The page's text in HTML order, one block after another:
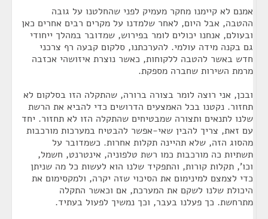
אמנם לא קיימנו מחקר מעמיק לפני שהחלטנו על גובה
ההטבה, אבל היום, לאחר שלמדנו על מקרים רבים אחרים כאן
ובעולם, אנחנו יכולים לומר בפירוש, שמדובר במהלך ייחודי
גם בקנה מידה עולמי. להערכתנו, סלקום קבעה רף צרכני
חדש באשר להטבה ללקוחות, כאשר נוצרת איזושהי אכזבה
מרמת השירות שחברה מספקת.
ובכן, אני רוצה לומר בצורה ברורה, שהתקלה הזו בסלקום לא
תחזור. נקטנו בכל האמצעים הדרושים כדי להביא את הרשת
שלנו לתנאים ותצורה שמבטיחים שהתקלה הזו לא תחזור. יחד
עם זאת, צריך להבין שאי-אפשר להבטיח במערכות מורכבות
מהסוג הזה, שלא תהיינה תקלות אחרות. כשמדובר על
תשתיות כה מורכבות כמו רשת טלפוניה, אינטרנט, חשמל,
וכו', תקלות קורות, והתפקיד שלנו הוא לעשות כל מה שניתן
כדי לצמצם למינימום את הסיכוי שזה יקרה, ולמקסימום את
היכולת שלנו לשקם את המערכת, אם וכאשר התקלה
מתרחשת. כך פעלנו בעבר, וכך נמשיך לפעול בעתיד.